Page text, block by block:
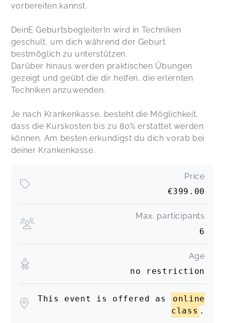
vorbereiten kannst.
DeinE GeburtsbegleiterIn wird in Techniken
geschult, um dich während der Geburt
bestmöglich zu unterstützen.
Darüber hinaus werden praktischen Übungen
gezeigt und geübt die dir helfen, die erlernten
Techniken anzuwenden.
Je nach Krankenkasse, besteht die Möglichkeit,
dass die Kurskosten bis zu 80% erstattet werden
können. Am besten erkundigst du dich vorab bei
deiner Krankenkasse.
Price
€399.00
Max. participants
6
Age
no restriction
This event is offered as
online
class .